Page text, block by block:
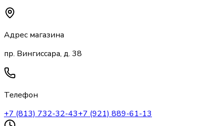
Адрес магазина
пр. Вингиссара, д. 38
Телефон
+7 (813) 732-32-43+7 (921) 889-61-13